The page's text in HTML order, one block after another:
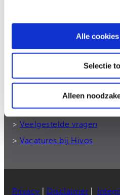
Alle
Selectie
Alleen
Contact
Rekeningnummer: NL50
E-mail:donateurs@hivos.nl
>Contact en
> Veelgestelde vragen
> Vacatures bij Hivos
Privacy Disclaimer|